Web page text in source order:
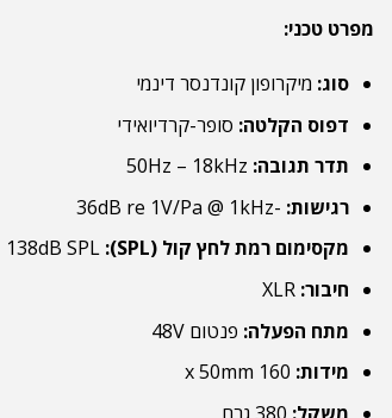
מפרט טכני:
סוג: מיקרופון קונדנסר דינמי
דפוס הקלטה: סופר-קרדיואידי
תדר תגובה:
רגישות: -36dB re 1V/Pa @ 1kHz
מקסימום רמת לחץ קול (SPL):
חיבור:
מתח הפעלה: פנטום 48V
מידות: